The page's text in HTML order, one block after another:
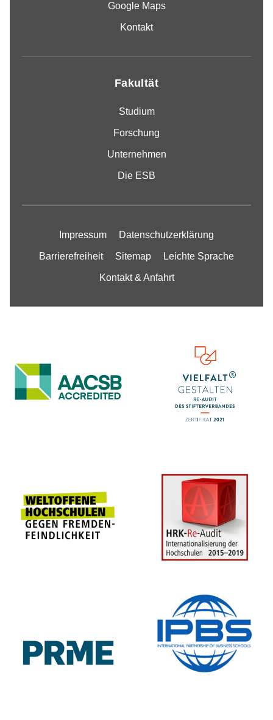
Google Maps
Kontakt
Fakultät
Studium
Forschung
Unternehmen
Die ESB
Impressum Datenschutzerklärung
Barrierefreiheit Sitemap Leichte Sprache
Kontakt & Anfahrt